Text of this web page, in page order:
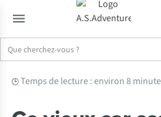
Expertise & Conseils Ce vieux car
🕒Temps de lecture : environ 8